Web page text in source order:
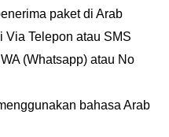
paket di Arab
Via Telepon atau SMS
(Whatsapp) atau No
bahasa Arab